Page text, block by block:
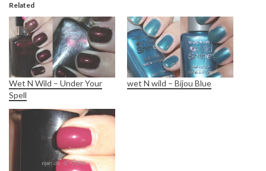
Related
Wet N Wild – Under Your
Spell
wet N wild – Bijou Blue